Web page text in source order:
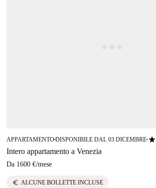
APPARTAMENTO■DISPONIBILE DAL 03 DICEMBRE■star
Intero appartamento a Venezia
Da 1600 €/mese
euro ALCUNE BOLLETTE INCLUSE